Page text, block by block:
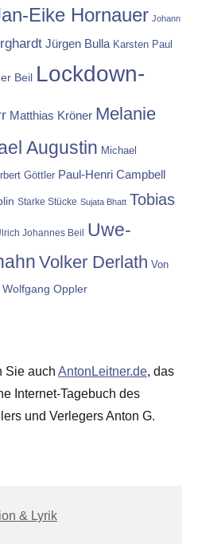
Eike Hornauer Johann
Jürgen Bulla Karsten Paul
Beil Lockdown-
Matthias Kröner Melanie
Augustin Michael
Göttler Paul-Henri Campbell
Starke Stücke Sujata Bhatt Tobias
Johannes Beil Uwe-
Volker Derlath Von
Wolfgang Oppler
Sie auch AntonLeitner.de, das
Internet-Tagebuch des
und Verlegers Anton G.